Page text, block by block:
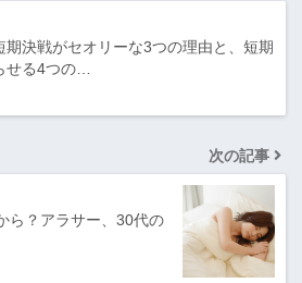
期決戦がセオリーな3つの理由と、短期
せる4つの…
次の記事
ら？アラサー、30代の